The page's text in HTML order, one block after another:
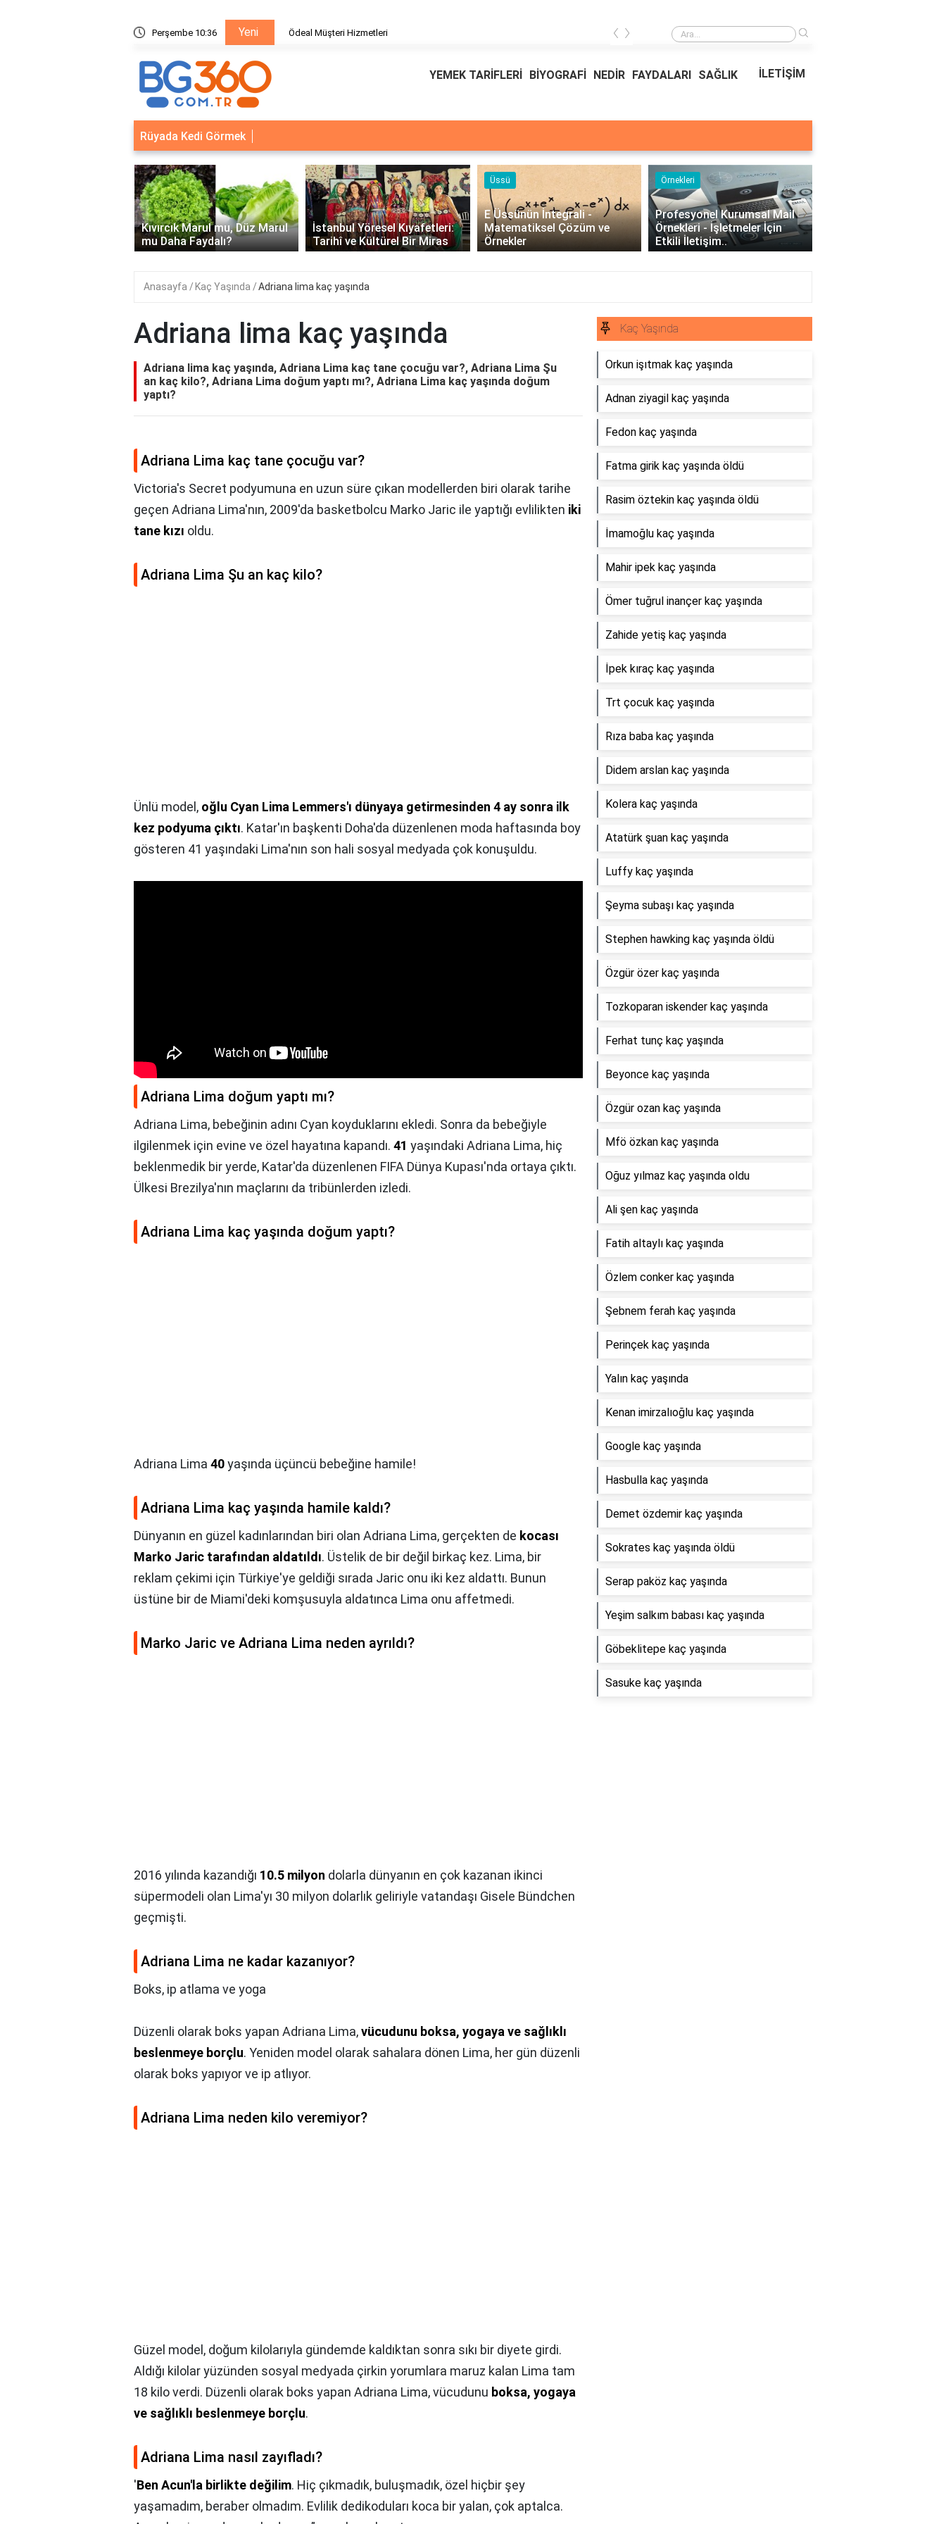
Perşembe 10:36 Yeni
Sistemleri: Akıllı Kilit ve Çelik Gövde Çözümleri Ödeal Müşteri Hizmetleri Ödeal Müşteri Hizmetleri
‹ ›
YEMEK TARİFLERİ BİYOGRAFİ NEDİR FAYDALARI SAĞLIK İLETİŞİM
Rüyada Kedi Görmek
Kıvırcık Marul mu, Düz Marul
mu Daha Faydalı?
İstanbul Yöresel Kıyafetleri:
Tarihî ve Kültürel Bir Miras
Üssü
E Üssünün İntegrali -
Matematiksel Çözüm ve
Örnekler
Örnekleri
Profesyonel Kurumsal Mail
Örnekleri - İşletmeler İçin
Etkili İletişim..
‹ ›
Anasayfa Kaç Yaşında Adriana lima kaç yaşında
Adriana lima kaç yaşında
Adriana lima kaç yaşında, Adriana Lima kaç tane çocuğu var?, Adriana Lima Şu
an kaç kilo?, Adriana Lima doğum yaptı mı?, Adriana Lima kaç yaşında doğum
yaptı?
Adriana Lima kaç tane çocuğu var?
Victoria's Secret podyumuna en uzun süre çıkan modellerden biri olarak tarihe
geçen Adriana Lima'nın, 2009'da basketbolcu Marko Jaric ile yaptığı evlilikten iki
tane kızı oldu.
Adriana Lima Şu an kaç kilo?
Ünlü model, oğlu Cyan Lima Lemmers'ı dünyaya getirmesinden 4 ay sonra ilk
kez podyuma çıktı. Katar'ın başkenti Doha'da düzenlenen moda haftasında boy
gösteren 41 yaşındaki Lima'nın son hali sosyal medyada çok konuşuldu.
Adriana Lima doğum yaptı mı?
Adriana Lima, bebeğinin adını Cyan koyduklarını ekledi. Sonra da bebeğiyle
ilgilenmek için evine ve özel hayatına kapandı. 41 yaşındaki Adriana Lima, hiç
beklenmedik bir yerde, Katar'da düzenlenen FIFA Dünya Kupası'nda ortaya çıktı.
Ülkesi Brezilya'nın maçlarını da tribünlerden izledi.
Adriana Lima kaç yaşında doğum yaptı?
Adriana Lima 40yaşında üçüncü bebeğine hamile!
Adriana Lima kaç yaşında hamile kaldı?
Dünyanın en güzel kadınlarından biri olan Adriana Lima, gerçekten de kocası
Marko Jaric tarafından aldatıldı. Üstelik de bir değil birkaç kez. Lima, bir
reklam çekimi için Türkiye'ye geldiği sırada Jaric onu iki kez aldattı. Bunun
üstüne bir de Miami'deki komşusuyla aldatınca Lima onu affetmedi.
Marko Jaric ve Adriana Lima neden ayrıldı?
2016 yılında kazandığı 10.5 milyon dolarla dünyanın en çok kazanan ikinci
süpermodeli olan Lima'yı 30 milyon dolarlık geliriyle vatandaşı Gisele Bündchen
geçmişti.
Adriana Lima ne kadar kazanıyor?
Boks, ip atlama ve yoga
Düzenli olarak boks yapan Adriana Lima,vücudunu boksa, yogaya ve sağlıklı
beslenmeye borçlu. Yeniden model olarak sahalara dönen Lima, her gün düzenli
olarak boks yapıyor ve ip atlıyor.
Adriana Lima neden kilo veremiyor?
Güzel model, doğum kilolarıyla gündemde kaldıktan sonra sıkı bir diyete girdi.
Aldığı kilolar yüzünden sosyal medyada çirkin yorumlara maruz kalan Lima tam
18 kilo verdi. Düzenli olarak boks yapan Adriana Lima, vücudunu boksa, yogaya
ve sağlıklı beslenmeye borçlu.
Adriana Lima nasıl zayıfladı?
'Ben Acun'la birlikte değilim. Hiç çıkmadık, buluşmadık, özel hiçbir şey
yaşamadım, beraber olmadım. Evlilik dedikoduları koca bir yalan, çok aptalca.
Kaç Yaşında
Orkun işıtmak kaç yaşında
Adnan ziyagil kaç yaşında
Fedon kaç yaşında
Fatma girik kaç yaşında öldü
Rasim öztekin kaç yaşında öldü
İmamoğlu kaç yaşında
Mahir ipek kaç yaşında
Ömer tuğrul inançer kaç yaşında
Zahide yetiş kaç yaşında
İpek kıraç kaç yaşında
Trt çocuk kaç yaşında
Rıza baba kaç yaşında
Didem arslan kaç yaşında
Kolera kaç yaşında
Atatürk şuan kaç yaşında
Luffy kaç yaşında
Şeyma subaşı kaç yaşında
Stephen hawking kaç yaşında öldü
Özgür özer kaç yaşında
Tozkoparan iskender kaç yaşında
Ferhat tunç kaç yaşında
Beyonce kaç yaşında
Özgür ozan kaç yaşında
Mfö özkan kaç yaşında
Oğuz yılmaz kaç yaşında oldu
Ali şen kaç yaşında
Fatih altaylı kaç yaşında
Özlem conker kaç yaşında
Şebnem ferah kaç yaşında
Perinçek kaç yaşında
Yalın kaç yaşında
Kenan imirzalıoğlu kaç yaşında
Google kaç yaşında
Hasbulla kaç yaşında
Demet özdemir kaç yaşında
Sokrates kaç yaşında öldü
Serap paköz kaç yaşında
Yeşim salkım babası kaç yaşında
Göbeklitepe kaç yaşında
Sasuke kaç yaşında